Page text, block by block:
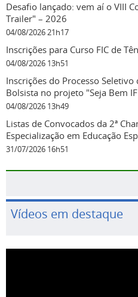
Desafio lançado: vem aí o VIII
Trailer" – 2026
04/08/2026 21h17
Inscrições para Curso FIC de
04/08/2026 13h51
Inscrições do Processo Seletivo
Bolsista no projeto "Seja Bem
04/08/2026 13h49
Listas de Convocados da 2ª
Especialização em Educação
31/07/2026 16h51
Vídeos em destaque